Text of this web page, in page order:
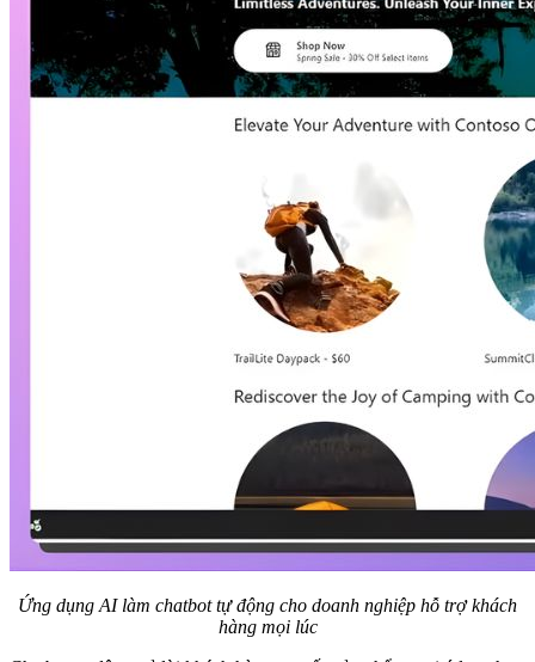
Ứng dụng AI làm chatbot tự động cho doanh nghiệp hỗ trợ khách
hàng mọi lúc